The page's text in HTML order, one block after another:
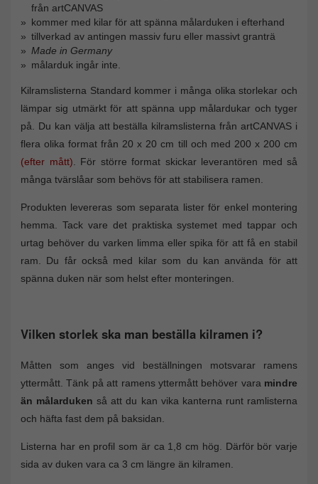
från artCANVAS
kommer med kilar för att spänna målarduken i efterhand
tillverkad av antingen massiv furu eller massivt granträ
Made in Germany
målarduk ingår inte.
Kilramslisterna Standard kommer i många olika storlekar och
lämpar sig utmärkt för att spänna upp målardukar och tyger
på. Du kan välja att beställa kilramslisterna från artCANVAS i
flera olika format från 20 x 20 cm till och med 200 x 200 cm
(efter mått) . För större format skickar leverantören med så
många tvärslåar som behövs för att stabilisera ramen.
Produkten levereras som separata lister för enkel montering
hemma. Tack vare det praktiska systemet med tappar och
urtag behöver du varken limma eller spika för att få en stabil
ram. Du får också med kilar som du kan använda för att
spänna duken när som helst efter monteringen.
Vilken storlek ska man beställa kilramen i?
Måtten som anges vid beställningen motsvarar ramens
yttermått. Tänk på att ramens yttermått behöver vara mindre
än målarduken så att du kan vika kanterna runt ramlisterna
och häfta fast dem på baksidan.
Listerna har en profil som är ca 1,8 cm hög. Därför bör varje
sida av duken vara ca 3 cm längre än kilramen.